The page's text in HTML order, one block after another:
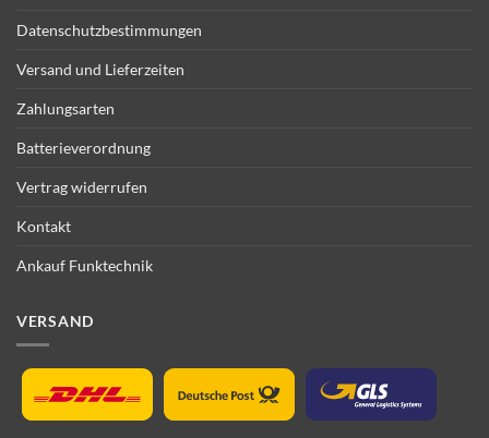
Datenschutzbestimmungen
Versand und Lieferzeiten
Zahlungsarten
Batterieverordnung
Vertrag widerrufen
Kontakt
Ankauf Funktechnik
VERSAND